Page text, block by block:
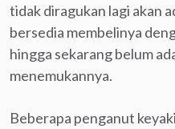
tidak diragukan lagi akan
bersedia membelinya
hingga sekarang belum
menemukannya.
Beberapa penganut